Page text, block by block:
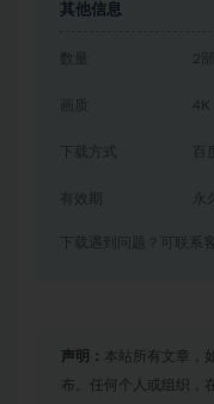
其他信息
数量 2
4K
下载方式 百
有效期 永
下载遇到问题？可联系
声明： 本站所有文章，
布。任何个人或组织，